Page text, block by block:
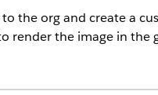
the org and create a
render the image in the